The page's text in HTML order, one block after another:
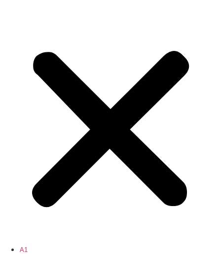
A1